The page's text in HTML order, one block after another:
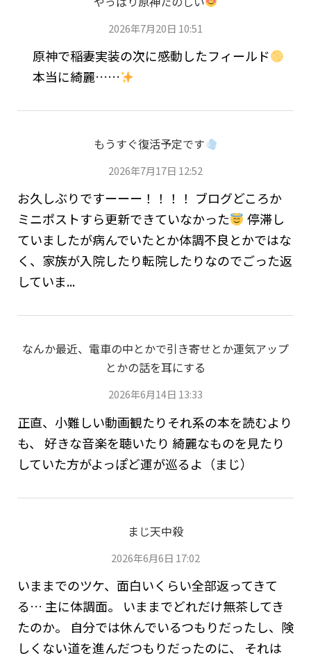
2026年7月20日 10:51
原神で稲妻実装の次に感動したフィールド
本当に綺麗……
もうすぐ復活予定です
2026年7月17日 12:52
お久しぶりですーーー！！！！ ブログどころか
ミニポストすら更新できていなかった
停滞し
ていましたが病んでいたとか体調不良とかではな
く、家族が入院したり転院したりなのでごった返
していま...
なんか最近、電車の中とかで引き寄せとか運気アップ
とかの話を耳にする
2026年6月14日 13:33
正直、小難しい動画観たりそれ系の本を読むより
も、 好きな音楽を聴いたり 綺麗なものを見たり
していた方がよっぽど運が巡るよ（まじ）
まじ天中殺
2026年6月6日 17:02
いままでのツケ、面白いくらい全部返ってきて
る… 主に体調面。 いままでどれだけ無茶してき
たのか。 自分では休んでいるつもりだったし、険
しくない道を進んだつもりだったのに、 それは